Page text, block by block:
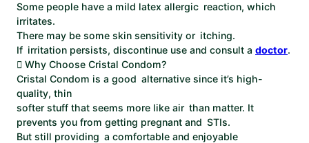
Some people have a mild latex allergic reaction, which
irritates.
There may be some skin sensitivity or itching.
If irritation persists, discontinue use and consult a doctor.
 Why Choose Cristal Condom?
Cristal Condom is a good alternative since it’s high-
quality, thin
softer stuff that seems more like air than matter. It
prevents you from getting pregnant and STIs.
But still providing a comfortable and enjoyable